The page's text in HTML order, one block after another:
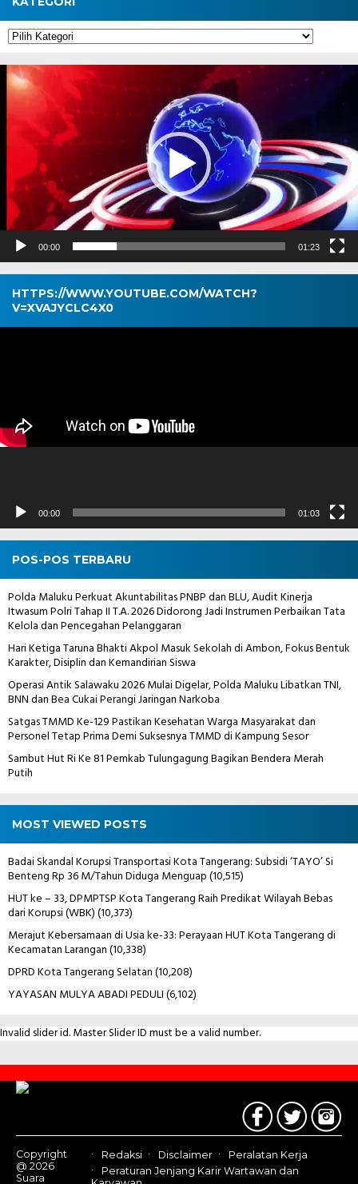
Kategori
Pemutar
Video
00:00 01:23
HTTPS://WWW.YOUTUBE.COM/WATCH?
V=XVAJYCLC4X0
Pemutar
00:00 01:03
POS-POS TERBARU
Polda Maluku Perkuat Akuntabilitas PNBP dan BLU, Audit Kinerja
Itwasum Polri Tahap II T.A. 2026 Didorong Jadi Instrumen Perbaikan Tata
Kelola dan Pencegahan Pelanggaran
Hari Ketiga Taruna Bhakti Akpol Masuk Sekolah di Ambon, Fokus Bentuk
Karakter, Disiplin dan Kemandirian Siswa
Operasi Antik Salawaku 2026 Mulai Digelar, Polda Maluku Libatkan TNI,
BNN dan Bea Cukai Perangi Jaringan Narkoba
Satgas TMMD Ke-129 Pastikan Kesehatan Warga Masyarakat dan
Personel Tetap Prima Demi Suksesnya TMMD di Kampung Sesor
Sambut Hut Ri Ke 81 Pemkab Tulungagung Bagikan Bendera Merah
Putih
MOST VIEWED POSTS
Badai Skandal Korupsi Transportasi Kota Tangerang: Subsidi ‘TAYO’ Si
Benteng Rp 36 M/Tahun Diduga Menguap(10,515)
HUT ke – 33, DPMPTSP Kota Tangerang Raih Predikat Wilayah Bebas
dari Korupsi (WBK)(10,373)
Merajut Kebersamaan di Usia ke-33: Perayaan HUT Kota Tangerang di
Kecamatan Larangan(10,338)
DPRD Kota Tangerang Selatan(10,208)
YAYASAN MULYA ABADI PEDULI(6,102)
Invalid slider id. Master Slider ID must be a valid number.
Contact
Us
Copyright
@ 2026
Suara
Redaksi Disclaimer
Peralatan Kerja
Peraturan Jenjang Karir Wartawan dan